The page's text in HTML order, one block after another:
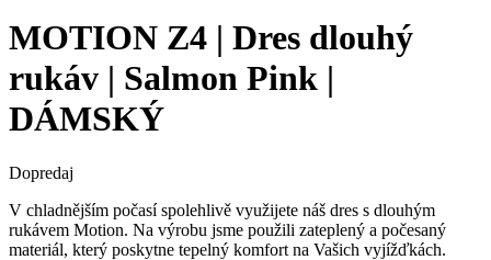
MOTION Z4 | Dres dlouhý
rukáv | Salmon Pink |
DÁMSKÝ
Dopredaj
V chladnějším počasí spolehlivě využijete náš dres s dlouhým
rukávem Motion. Na výrobu jsme použili zateplený a počesaný
materiál, který poskytne tepelný komfort na Vašich vyjížďkách.